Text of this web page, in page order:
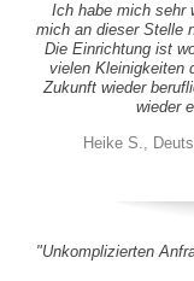
Ich habe mich sehr
mich an dieser Stelle
Die Einrichtung ist
vielen Kleinigkeiten
Zukunft wieder
wieder
Heike S.,
"Unkomplizierten